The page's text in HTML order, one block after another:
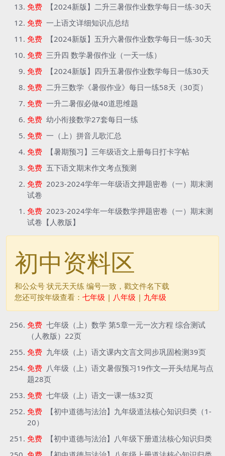
免费
【2024新版】二升三暑假作业数学每日一练-30天
免费 一上语文详细知识点总结
免费
【2024新版】五升六暑假作业数学每日一练-30天
免费 三升四 数学暑假作业（一天一练）
免费
【2024新版】四升五暑假作业数学每日一练30天
免费 二升三数学《暑假作业》每日一练58天（30页）
免费 一升二暑假必做40道思维题
免费 幼小衔接数学27套每日一练
免费 一（上）拼音儿歌汇总
免费
【暑期预习】三年级语文上册每日打卡字帖
免费 五下语文期末作文考点预测
免费 2023-2024学年一年级语文押题密卷（一）期末测
试卷
免费 2023-2024学年一年级数学押题密卷（一）期末测
试卷【人教版】
初中资料区
和公众号 状元天天练 编号一致，戳文件名下载
您还可按年级查看： 七年级 | 八年级 | 九年级
免费 七年级（上）数学 第5章一元一次方程 综合测试
（人教版）22页
免费 九年级（上）语文课内文言文同步巩固检测39页
免费 八年级（上）语文暑假预习19作文—开头结尾与点
题28页
免费 七年级（上）语文一课一练32页
免费
【初中道德与法治】九年级道法核心知识归类（1-
20）
免费
【初中道德与法治】八年级下册道法核心知识归类